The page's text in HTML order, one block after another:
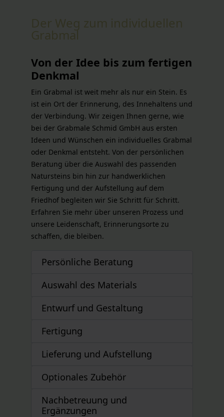
Der Weg zum individuellen
Grabmal
Von der Idee bis zum fertigen
Denkmal
Ein Grabmal ist weit mehr als nur ein Stein. Es
ist ein Ort der Erinnerung, des Innehaltens und
der Verbindung. Wir zeigen Ihnen gerne, wie
bei der Grabmale Schmid GmbH aus ersten
Ideen und Wünschen ein individuelles Grabmal
oder Denkmal entsteht. Von der persönlichen
Beratung über die Auswahl des passenden
Natursteins bin hin zur handwerklichen
Fertigung und der Aufstellung auf dem
Friedhof begleiten wir Sie Schritt für Schritt.
Erfahren Sie mehr über unseren Prozess und
unsere Leidenschaft, Erinnerungsorte zu
schaffen, die bleiben.
Persönliche Beratung
Auswahl des Materials
Entwurf und Gestaltung
Fertigung
Lieferung und Aufstellung
Optionales Zubehör
Nachbetreuung und
Ergänzungen